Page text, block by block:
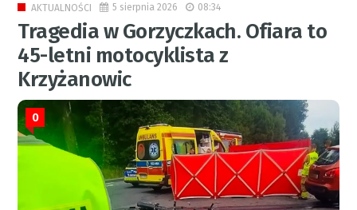
AKTUALNOŚCI 5 sierpnia 2026 08:34
Tragedia w Gorzyczkach. Ofiara to
45-letni motocyklista z
Krzyżanowic
0